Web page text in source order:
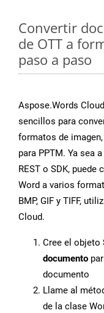
Convertir
de OTT a
paso a paso
Aspose.Words
sencillos para
formatos de
para PPTM. Ya sea
REST o SDK,
Word a varios
BMP, GIF y TIFF,
Cloud.
Cree el objeto
documento
documento
Llame al
de la clase